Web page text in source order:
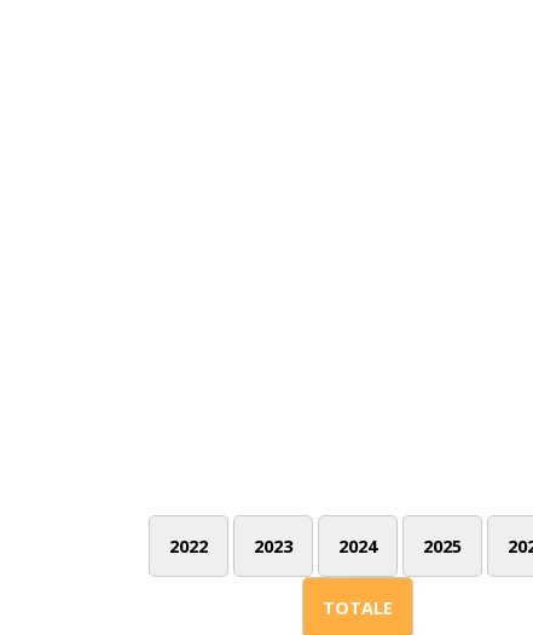
2022 2023 2024 2025
TOTALE